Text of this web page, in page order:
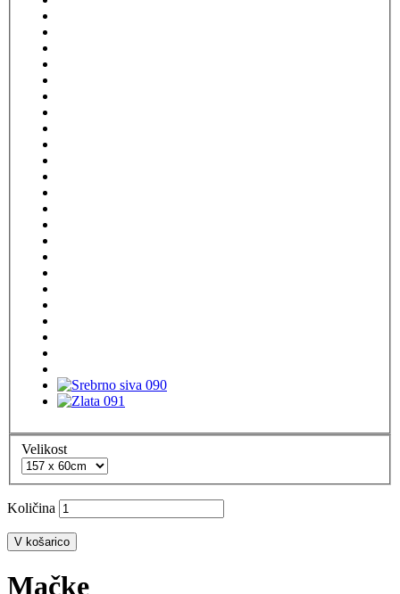
Velikost
Količina
V košarico
Mačke